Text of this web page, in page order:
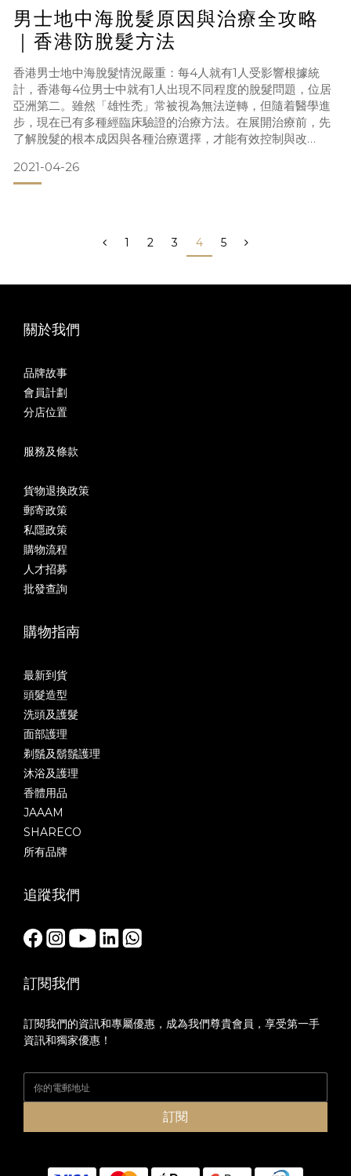
男士地中海脫髮原因與治療全攻略
｜香港防脫髮方法
香港男士地中海脫髮情況嚴重：每4人就有1人受影響根據統
計，香港每4位男士中就有1人出現不同程度的脫髮問題，位居
亞洲第二。雖然「雄性禿」常被視為無法逆轉，但隨着醫學進
步，現在已有多種經臨床驗證的治療方法。在展開治療前，先
了解脫髮的根本成因與各種治療選擇，才能有效控制與改
與生活壓力會導致皮質醇升高，從而破壞毛囊正常生長週期，
造成暫時性或長期脫髮。 2. 頭皮感染或皮膚問題如真菌感染、
2021-04-26
1 2 3 4 5
關於我們
品牌故事
會員計劃
分店位置
服務及條款
貨物退換政策
郵寄政策
私隱政策
購物流程
人才招募
批發查詢
購物指南
最新到貨
頭髮造型
洗頭及護髮
面部護理
剃鬚及鬍鬚護理
沐浴及護理
香體用品
JAAAM
SHARECO
所有品牌
追蹤我們
訂閱我們
訂閱我們的資訊和專屬優惠，成為我們尊貴會員，享受第一手
資訊和獨家優惠！
訂閱